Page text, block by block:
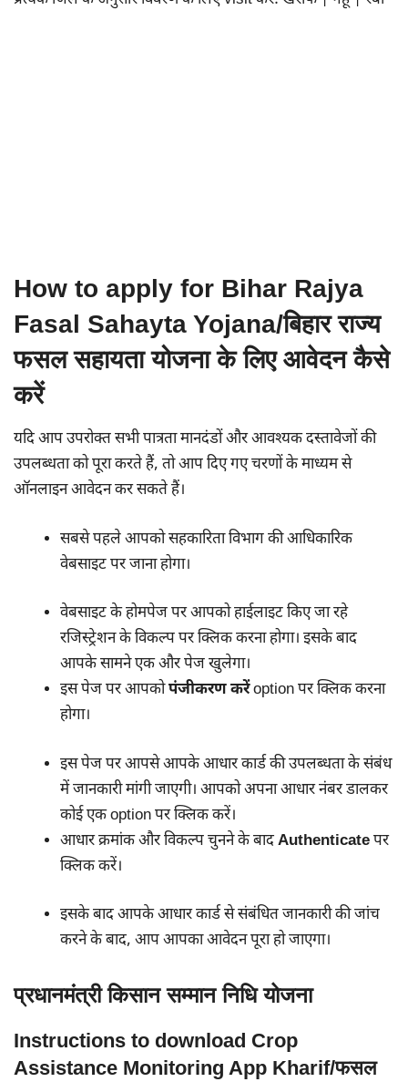
How to apply for Bihar Rajya
Fasal Sahayta Yojana/बिहार राज्य
फसल सहायता योजना के लिए आवेदन कैसे
करें
यदि आप उपरोक्त सभी पात्रता मानदंडों और आवश्यक दस्तावेजों की
उपलब्धता को पूरा करते हैं, तो आप दिए गए चरणों के माध्यम से
ऑनलाइन आवेदन कर सकते हैं।
सबसे पहले आपको सहकारिता विभाग की आधिकारिक
वेबसाइट पर जाना होगा।
वेबसाइट के होमपेज पर आपको हाईलाइट किए जा रहे
रजिस्ट्रेशन के विकल्प पर क्लिक करना होगा। इसके बाद
आपके सामने एक और पेज खुलेगा।
इस पेज पर आपकोपंजीकरण करेंoption पर क्लिक करना
होगा।
इस पेज पर आपसे आपके आधार कार्ड की उपलब्धता के संबंध
में जानकारी मांगी जाएगी। आपको अपना आधार नंबर डालकर
कोई एक option पर क्लिक करें।
आधार क्रमांक और विकल्प चुनने के बादAuthenticateपर
क्लिक करें।
इसके बाद आपके आधार कार्ड से संबंधित जानकारी की जांच
करने के बाद, आप आपका आवेदन पूरा हो जाएगा।
प्रधानमंत्री किसान सम्मान निधि योजना
Instructions to download Crop
Assistance Monitoring App Kharif/फसल